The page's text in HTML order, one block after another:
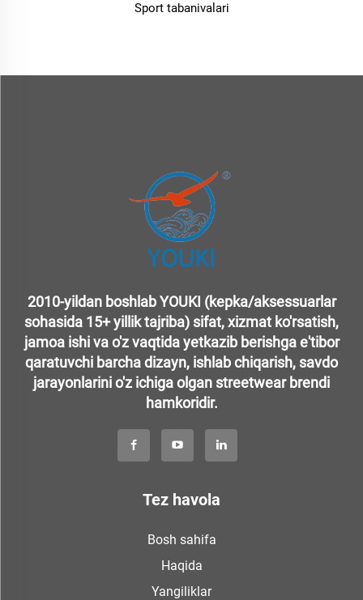
Sport tabanivalari
2010-yildan boshlab YOUKI (kepka/aksessuarlar
sohasida 15+ yillik tajriba) sifat, xizmat ko'rsatish,
jamoa ishi va o'z vaqtida yetkazib berishga e'tibor
qaratuvchi barcha dizayn, ishlab chiqarish, savdo
jarayonlarini o'z ichiga olgan streetwear brendi
hamkoridir.
Tez havola
Bosh sahifa
Haqida
Yangiliklar